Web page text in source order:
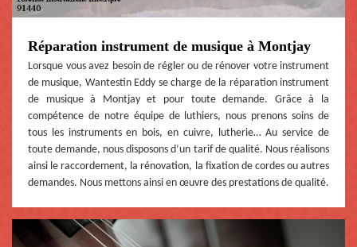
Réparation instrument de musique à Montjay
Lorsque vous avez besoin de régler ou de rénover votre instrument
de musique, Wantestin Eddy se charge de la réparation instrument
de musique à Montjay et pour toute demande. Grâce à la
compétence de notre équipe de luthiers, nous prenons soins de
tous les instruments en bois, en cuivre, lutherie… Au service de
toute demande, nous disposons d’un tarif de qualité. Nous réalisons
ainsi le raccordement, la rénovation, la fixation de cordes ou autres
demandes. Nous mettons ainsi en œuvre des prestations de qualité.